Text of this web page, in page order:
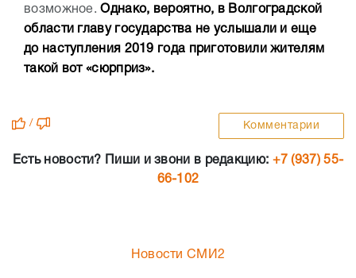
возможное.Однако, вероятно, в Волгоградской
области главу государства не услышали и еще
до наступления 2019 года приготовили жителям
такой вот «сюрприз».
/ Комментарии
Есть новости? Пиши и звони в редакцию: +7 (937) 55-
66-102
Новости СМИ2